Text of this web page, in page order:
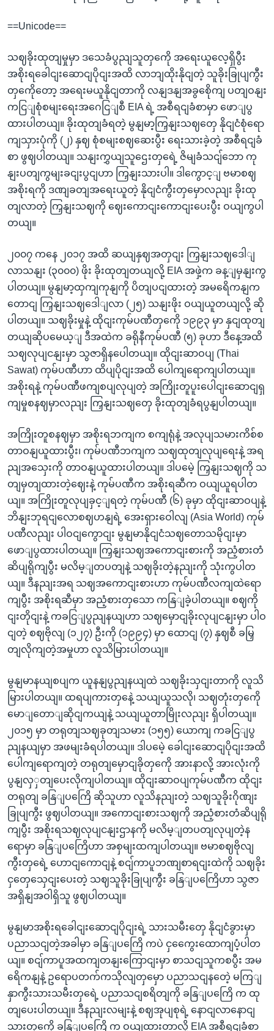
==Unicode==
သဈခိုးထုတျမှုမှာ ဒသေခံပွညျသူတှကေို အရေးယူလေ့ရှိပွီး
အစိုးရခေါငျးဆောငျပိုငျးအထိ လာဘျထိုးနိုငျတဲ့ သူခိုးခြုပျကွီး
တှကေိုတော့ အရေးမယူနိုငျတာကို လနျဒနျအခွစေိုကျ ပတျဝနျး
ကငြျစုံစမျးရေးအဂေငြျစီ EIA ရဲ့ အစီရငျခံစာမှာ ဖောျပွ
ထားပါတယျ။ ခိုးထုတျခံရတဲ့ မွနျမာ့ကြှနျးသဈတှေ နိုငျငံစုံရော
ကျသှားပုံကို (၂) နှဈ စုံစမျးစဈဆေးပွီး ရေးသားခဲ့တဲ့ အစီရငျခံ
စာ ဖွဈပါတယျ။ သနျးကွှယျသူဌေးတှရေဲ့ ဇိမျခံသငျ်ဘော ကု
နျးပတျကွမျးခငျးပွငျဟာ ကြှနျးသားပါ။ ဒါကွောင့ျ ဗမာစဈ
အစိုးရကို ဒဏျခတျအရေးယူတဲ့ နိုငျငံကွီးတှမှောလညျး ခိုးထု
တျလာတဲ့ ကြှနျးသဈကို ဈေးကောငျးကောငျးပေးပွီး ဝယျကွပါ
တယျ။
၂၀၀၇ ကနေ ၂၀၁၇ အထိ ဆယျနှဈအတှငျး ကြှနျးသဈဒေါျ
လာသနျး (၃၀၀၀) ဖိုး ခိုးထုတျတယျလို့ EIA အဖှဲ့က ခန့ျမှနျးကွ
ပါတယျ။ မွနျမာ့ထှကျကုနျကို ပိတျပငျထားတဲ့ အမရေိကနျက
တောငျ ကြှနျးသဈဒေါျလာ (၂၅) သနျးဖိုး ဝယျယူတယျလို့ ဆို
ပါတယျ။ သဈခိုးမှုနဲ့ ထိုငျးကုမ်ပဏီတှကေို ၁၉၉၃ မှာ နှငျထုတျ
တယျဆိုပမေယ့ျ ဒီအထဲက ခရိုနီကုမ်ပဏီ (၅) ခုဟာ ဒီနေ့အထိ
သဈလုပျငနျးမှာ သွဇာရှိနပေါတယျ။ ထိုငျးဆာဝပျ (Thai
Sawat) ကုမ်ပဏီဟာ ထိပျပိုငျးအထိ ပေါကျရောကျပါတယျ။
အစိုးရနဲ့ ကုမ်ပဏီဖကျစပျလုပျတဲ့ အကြိုးတူပူးပေါငျးဆောငျရှ
ကျမှုစနဈမှာလညျး ကြှနျးသဈတှေ ခိုးထုတျခံရပွနျပါတယျ။
အကြိုးတူစနဈမှာ အစိုးရဘကျက စကျရုံနဲ့ အလုပျသမားကိစ်စ
တာဝနျယူထားပွီး၊ ကုမ်ပဏီဘကျက သဈထုတျလုပျရေးနဲ့ အရ
ညျအသှေးကို တာဝနျယူထားပါတယျ။ ဒါပမေဲ့ ကြှနျးသဈကို သ
တျမှတျထားတဲ့ဈေးနဲ့ ကုမ်ပဏီက အစိုးရဆီက ဝယျယူရပါတ
ယျ။ အကြိုးတူလုပျခှင့ျရတဲ့ ကုမ်ပဏီ (၆) ခုမှာ ထိုငျးဆာဝပျနဲ့
ဘိနျးဘုရငျလောစဈဟနျရဲ့ အေးရှားဝေါလျ (Asia World) ကုမ်
ပဏီလညျး ပါဝငျကွောငျး မွနျမာနိုငျငံသဈတောသမိုငျးမှာ
ဖောျပွထားပါတယျ။ ကြှနျးသဈအကောငျးစားကို အညံ့စားတံ
ဆိပျရိုကျပွီး မလိမ့ျတပတျနဲ့ သဈခိုးတဲ့နညျးကို သုံးကွပါတ
ယျ။ ဒီနညျးအရ သဈအကောငျးစားဟာ ကုမ်ပဏီလကျထဲရော
ကျပွီး အစိုးရဆီမှာ အညံ့စားတှသော ကနြျခဲ့ပါတယျ။ စဈကို
ငျးတိုငျးနဲ့ ကခငြျပွညျနယျဟာ သဈမှောငျခိုးလုပျငနျးမှာ ပါဝ
ငျတဲ့ စဈဗိုလျ (၁၂၇) ဦးကို (၁၉၉၄) မှာ ထောငျ (၇) နှဈစီ ခမြှ
တျလိုကျတဲ့အမှုဟာ လူသိမြားပါတယျ။
မွနျမာနယျစပျက ယူနနျပွညျနယျထဲ သဈခိုးသှငျးတာကို လူသိ
မြားပါတယျ။ ထရပျကားတှနေဲ့ သယျယူသလို၊ သဈတုံးတှကေို
မောျတောျဆိုငျကယျနဲ့ သယျယူတာမြိုးလညျး ရှိပါတယျ။
၂၀၁၅ မှာ တရုတျသဈခုတျသမား (၁၅၅) ယောကျ ကခငြျပွ
ညျနယျမှာ အဖမျးခံရပါတယျ။ ဒါပမေဲ့ ခေါငျးဆောငျပိုငျးအထိ
ပေါကျရောကျတဲ့ တရုတျမှောငျခိုတှကေို အားနာလို့ အားလုံးကို
ပွနျလှှတျပေးလိုကျပါတယျ။ ထိုငျးဆာဝပျကုမ်ပဏီက ထိုငျး
တရုတျ ခနြျပကြေိ ဆိုသူဟာ လူသိနညျးတဲ့ သဈသူခိုးဂိုဏျး
ခြုပျကွီး ဖွဈပါတယျ။ အကောငျးစားသဈကို အညံ့စားတံဆိပျရို
ကျပွီး အစိုးရသဈလုပျငနျးဌာနကို မလိမ့ျတပတျလုပျတဲ့န
ရောမှာ ခနြျပကြေိဟာ အစှမျးထကျပါတယျ။ ဗမာစဈဗိုလျ
ကွီးတှရေဲ့ ဟောငျကောငျနဲ့ စငျ်ကာပူဘဏျစာရငျးထဲကို သဈခိုး
ငှတှေသှေငျးပေးတဲ့ သဈသူခိုးခြုပျကွီး ခနြျပကြေိဟာ သွဇာ
အရှိနျအဝါရှိသူ ဖွဈပါတယျ။
မွနျမာအစိုးရခေါငျးဆောငျပိုငျးရဲ့ သားသမီးတှေ နိုငျငံခွားမှာ
ပညာသငျတဲ့အခါမှာ ခနြျပကြေိ ကပဲ ငှကွေေးထောကျပံ့ပါတ
ယျ။ စငျ်ကာပူအထကျတနျးကြောငျးမှာ စာသငျသူကစပွီး အမ
ရေိကနျနဲ့ ဥရောပတက်ကသိုလျတှမှော ပညာသငျနတေဲ့ မကြျ
နှာကွီးသားသမီးတှရေဲ့ ပညာသငျစရိတျကို ခနြျပကြေိ က ထု
တျပေးပါတယျ။ ဒီနညျးလမျးနဲ့ စဈအုပျစုရဲ့ နောငျလာနောငျ
သားတှကေို ခနြျပကြေိ က ဝယျထားတာလို့ EIA အစီရငျခံစာ